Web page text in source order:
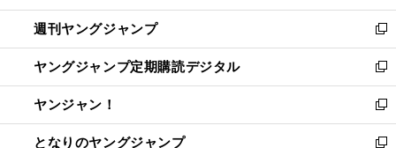
開
く
ウ
で
開
く
ン
ド
ウ
で
開
く
ウ
ィ
ン
ド
ウ
で
開
く
週刊ヤングジャンプ
新
し
い
ウ
ィ
ン
ド
ヤングジャンプ定期購読デジタル
新
し
い
ウ
ィ
ヤンジャン！
新
し
となりのヤングジャンプ